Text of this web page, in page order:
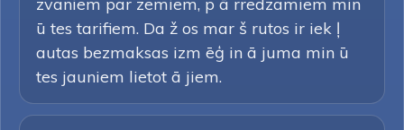
ū tes tarifiem. Da ž os mar š rutos ir iek ļ
autas bezmaksas izm ēģ in ā juma min ū
tes jauniem lietot ā jiem.